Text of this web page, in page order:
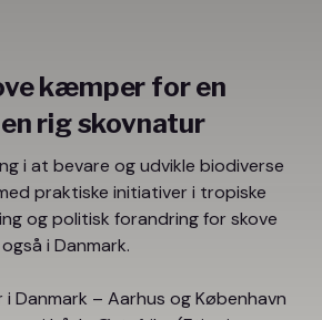
kæmper for en
rigskovnatur
i at bevare og udvikle biodiverse
praktiske initiativer i tropiske
og politisk forandring for skove
i Danmark.
Danmark – Aarhus og København